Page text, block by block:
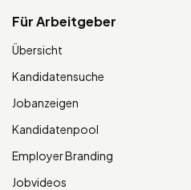
Für Arbeitgeber
Übersicht
Kandidatensuche
Jobanzeigen
Kandidatenpool
Employer Branding
Jobvideos